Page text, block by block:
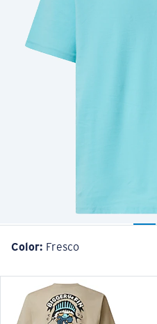
Color: Fresco